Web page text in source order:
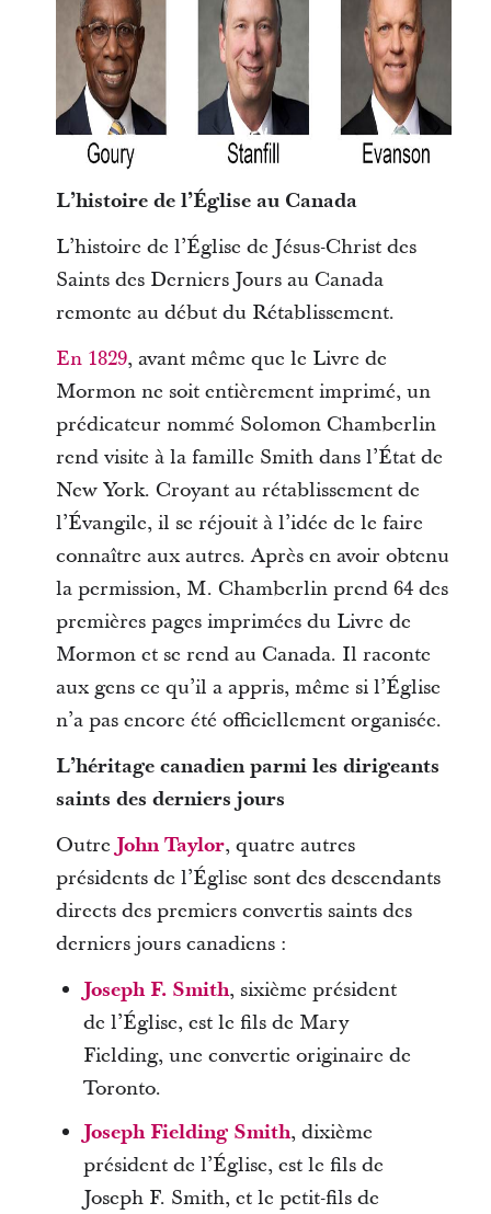
L’histoire de l’Église au Canada
L’histoire de l’Église de Jésus-Christ des
Saints des Derniers Jours au Canada
remonte au début du Rétablissement.
En 1829, avant même que le Livre de
Mormon ne soit entièrement imprimé, un
prédicateur nommé Solomon Chamberlin
rend visite à la famille Smith dans l’État de
New York. Croyant au rétablissement de
l’Évangile, il se réjouit à l’idée de le faire
connaître aux autres. Après en avoir obtenu
la permission, M. Chamberlin prend 64 des
premières pages imprimées du Livre de
Mormon et se rend au Canada. Il raconte
aux gens ce qu’il a appris, même si l’Église
n’a pas encore été officiellement organisée.
L’héritage canadien parmi les dirigeants
saints des derniers jours
OutreJohn Taylor, quatre autres
présidents de l’Église sont des descendants
directs des premiers convertis saints des
derniers jours canadiens :
Joseph F. Smith, sixième président
de l’Église, est le fils de Mary
Fielding, une convertie originaire de
Toronto.
Joseph Fielding Smith, dixième
président de l’Église, est le fils de
Joseph F. Smith, et le petit-fils de